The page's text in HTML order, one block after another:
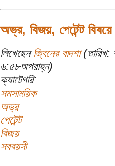
অভ্র, বিজয়, পেটেন্ট বিষয়ে
লিখেছেন জ্বিনের বাদশা(তারিখ:
৬:৫৮অপরাহ্ন)
ক্যাটেগরি:
সমসাময়িক
অভ্র
পেটেন্ট
বিজয়
সববয়সী